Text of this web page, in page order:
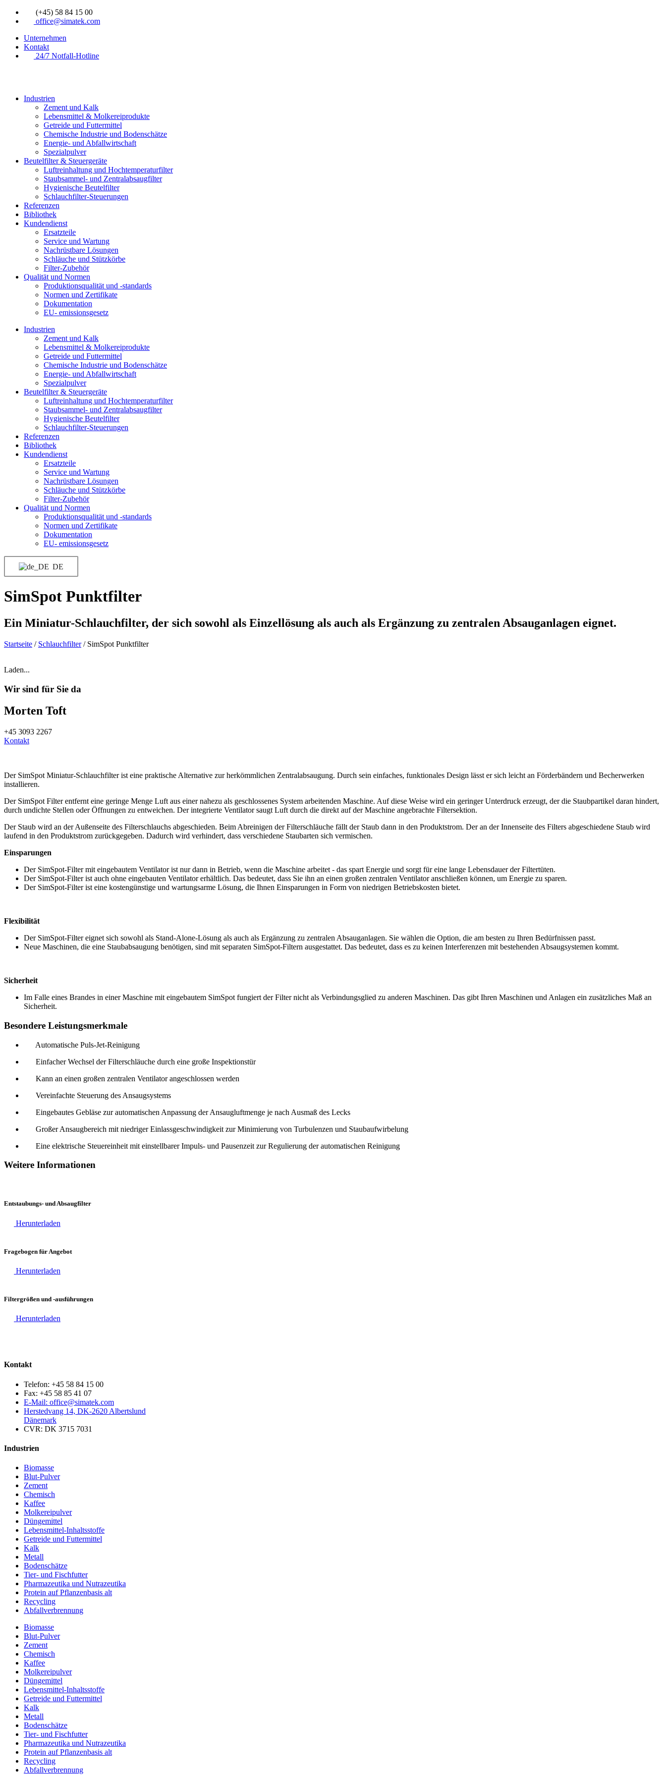
Zum
Inhalt
(+45) 58 84 15 00
office@simatek.com
Unternehmen
Kontakt
24/7 Notfall-Hotline
Industrien
Zement und Kalk
Lebensmittel & Molkereiprodukte
Getreide und Futtermittel
Chemische Industrie und Bodenschätze
Energie- und Abfallwirtschaft
Spezialpulver
Beutelfilter & Steuergeräte
Luftreinhaltung und Hochtemperaturfilter
Staubsammel- und Zentralabsaugfilter
Hygienische Beutelfilter
Schlauchfilter-Steuerungen
Referenzen
Bibliothek
Kundendienst
Ersatzteile
Service und Wartung
Nachrüstbare Lösungen
Schläuche und Stützkörbe
Filter-Zubehör
Qualität und Normen
Produktionsqualität und -standards
Normen und Zertifikate
Dokumentation
EU- emissionsgesetz
Industrien
Zement und Kalk
Lebensmittel & Molkereiprodukte
Getreide und Futtermittel
Chemische Industrie und Bodenschätze
Energie- und Abfallwirtschaft
Spezialpulver
Beutelfilter & Steuergeräte
Luftreinhaltung und Hochtemperaturfilter
Staubsammel- und Zentralabsaugfilter
Hygienische Beutelfilter
Schlauchfilter-Steuerungen
Referenzen
Bibliothek
Kundendienst
Ersatzteile
Service und Wartung
Nachrüstbare Lösungen
Schläuche und Stützkörbe
Filter-Zubehör
Qualität und Normen
Produktionsqualität und -standards
Normen und Zertifikate
Dokumentation
EU- emissionsgesetz
DE
SimSpot Punktfilter
Ein Miniatur-Schlauchfilter, der sich sowohl als Einzellösung als auch als Ergänzung zu zentralen Absauganlagen eignet.
Startseite / Schlauchfilter/ SimSpot Punktfilter
Laden...
Wir sind für Sie da
Morten Toft
+45 3093 2267
Kontakt
Der SimSpot Miniatur-Schlauchfilter ist eine praktische Alternative zur herkömmlichen Zentralabsaugung. Durch sein einfaches, funktionales Design lässt er sich leicht an Förderbändern und Becherwerken
installieren.
Der SimSpot Filter entfernt eine geringe Menge Luft aus einer nahezu als geschlossenes System arbeitenden Maschine. Auf diese Weise wird ein geringer Unterdruck erzeugt, der die Staubpartikel daran hindert,
durch undichte Stellen oder Öffnungen zu entweichen. Der integrierte Ventilator saugt Luft durch die direkt auf der Maschine angebrachte Filtersektion.
Der Staub wird an der Außenseite des Filterschlauchs abgeschieden. Beim Abreinigen der Filterschläuche fällt der Staub dann in den Produktstrom. Der an der Innenseite des Filters abgeschiedene Staub wird
laufend in den Produktstrom zurückgegeben. Dadurch wird verhindert, dass verschiedene Staubarten sich vermischen.
Einsparungen
Der SimSpot-Filter mit eingebautem Ventilator ist nur dann in Betrieb, wenn die Maschine arbeitet - das spart Energie und sorgt für eine lange Lebensdauer der Filtertüten.
Der SimSpot-Filter ist auch ohne eingebauten Ventilator erhältlich. Das bedeutet, dass Sie ihn an einen großen zentralen Ventilator anschließen können, um Energie zu sparen.
Der SimSpot-Filter ist eine kostengünstige und wartungsarme Lösung, die Ihnen Einsparungen in Form von niedrigen Betriebskosten bietet.
Flexibilität
Der SimSpot-Filter eignet sich sowohl als Stand-Alone-Lösung als auch als Ergänzung zu zentralen Absauganlagen. Sie wählen die Option, die am besten zu Ihren Bedürfnissen passt.
Neue Maschinen, die eine Staubabsaugung benötigen, sind mit separaten SimSpot-Filtern ausgestattet. Das bedeutet, dass es zu keinen Interferenzen mit bestehenden Absaugsystemen kommt.
Sicherheit
Im Falle eines Brandes in einer Maschine mit eingebautem SimSpot fungiert der Filter nicht als Verbindungsglied zu anderen Maschinen. Das gibt Ihren Maschinen und Anlagen ein zusätzliches Maß an
Sicherheit.
Besondere Leistungsmerkmale
Automatische Puls-Jet-Reinigung
Einfacher Wechsel der Filterschläuche durch eine große Inspektionstür
Kann an einen großen zentralen Ventilator angeschlossen werden
Vereinfachte Steuerung des Ansaugsystems
Eingebautes Gebläse zur automatischen Anpassung der Ansaugluftmenge je nach Ausmaß des Lecks
Großer Ansaugbereich mit niedriger Einlassgeschwindigkeit zur Minimierung von Turbulenzen und Staubaufwirbelung
Eine elektrische Steuereinheit mit einstellbarer Impuls- und Pausenzeit zur Regulierung der automatischen Reinigung
Weitere Informationen
Entstaubungs- und Absaugfilter
Herunterladen
Fragebogen für Angebot
Herunterladen
Filtergrößen und -ausführungen
Herunterladen
Kontakt
Telefon: +45 58 84 15 00
Fax: +45 58 85 41 07
E-Mail: office@simatek.com
Herstedvang 14, DK-2620 Albertslund
Dänemark
CVR: DK 3715 7031
Industrien
Biomasse
Blut-Pulver
Zement
Chemisch
Kaffee
Molkereipulver
Düngemittel
Lebensmittel-Inhaltsstoffe
Getreide und Futtermittel
Kalk
Metall
Bodenschätze
Tier- und Fischfutter
Pharmazeutika und Nutrazeutika
Protein auf Pflanzenbasis alt
Recycling
Abfallverbrennung
Biomasse
Blut-Pulver
Zement
Chemisch
Kaffee
Molkereipulver
Düngemittel
Lebensmittel-Inhaltsstoffe
Getreide und Futtermittel
Kalk
Metall
Bodenschätze
Tier- und Fischfutter
Pharmazeutika und Nutrazeutika
Protein auf Pflanzenbasis alt
Recycling
Abfallverbrennung